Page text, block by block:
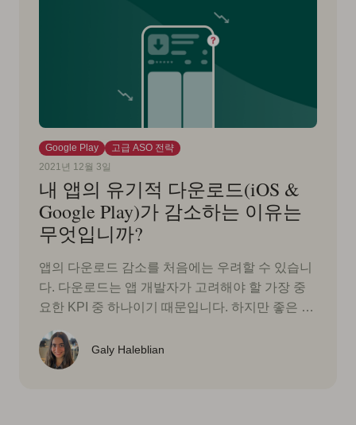
Google Play
고급 ASO 전략
2021년 12월 3일
내 앱의 유기적 다운로드(iOS &
Google Play)가 감소하는 이유는
무엇입니까?
앱의 다운로드 감소를 처음에는 우려할 수 있습니
다. 다운로드는 앱 개발자가 고려해야 할 가장 중
요한 KPI 중 하나이기 때문입니다. 하지만 좋은 …
Galy Haleblian